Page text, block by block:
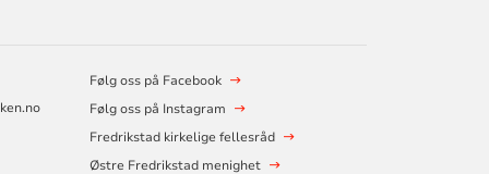
Følg oss på Facebook
Følg oss på Instagram
Fredrikstad kirkelige fellesråd
Østre Fredrikstad menighet